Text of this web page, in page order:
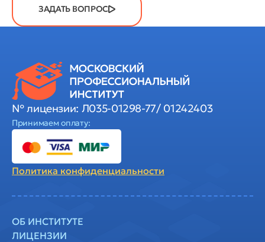
ЗАДАТЬ ВОПРОС
№ лицензии: Л035-01298-77/ 01242403
Принимаем оплату:
Политика конфиденциальности
ОБ ИНСТИТУТЕ
ЛИЦЕНЗИИ